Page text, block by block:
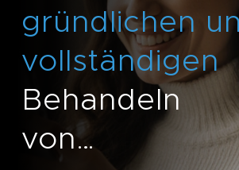
gründlichen
vollständigen
Behandeln
von…